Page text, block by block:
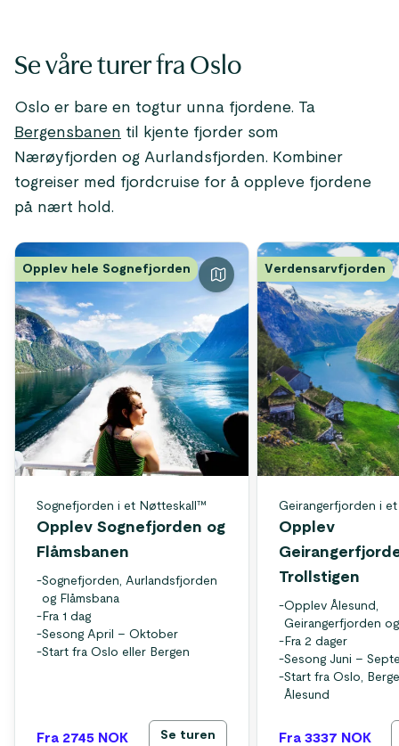
Se våre turer fra Oslo
Oslo er bare en togtur unna fjordene. Ta
Bergensbanen til kjente fjorder som
Nærøyfjorden og Aurlandsfjorden. Kombiner
togreiser med fjordcruise for å oppleve fjordene
på nært hold.
Opplev hele Sognefjorden
Sognefjorden i et Nøtteskall™
Opplev Sognefjorden og
Flåmsbanen
-Sognefjorden, Aurlandsfjorden
og Flåmsbana
- Fra 1 dag
-Sesong April – Oktober
-Start fra Oslo eller Bergen
Fra 2745 NOK Se turen
Verdensarvfjorden
Geirangerfjorden i
Opplev
Trollstigen
-Opplev Ålesund,
Geirangerfjorden
- Fra 2 dager
-Sesong Juni –
-Start fra Oslo,
Ålesund
Fra 3337 NOK